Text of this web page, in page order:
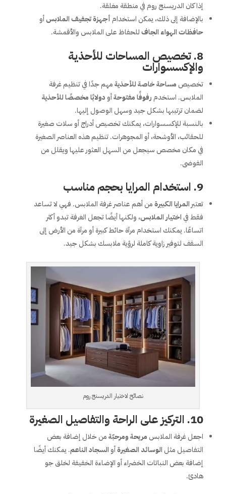
إذا كان الدريسنج روم في منطقة مغلقة.
بالإضافة إلى ذلك، يمكن استخدام أجهزة تجفيف الملابسأو
حافظات الهواء الجافللحفاظ على الملابس والأقمشة.
8. تخصيص المساحات للأحذية
والإكسسوارات
تخصيص مساحة خاصة للأحذيةمهم جدًا في تنظيم غرفة
الملابس. استخدم رفوفًا مفتوحةأو دولابًا مخصصًا للأحذية
لضمان ترتيبها بشكل جيد وسهل الوصول إليها.
بالنسبة للإكسسوارات، يمكنك تخصيص أدراج أو سلات صغيرة
للحقائب، الأوشحة، أو المجوهرات. تنظيم هذه العناصر الصغيرة
في مكان مخصص سيجعل من السهل العثور عليها ويقلل من
الفوضى.
9. استخدام المرايا بحجم مناسب
تعتبر المرايا الكبيرةمن أهم عناصر غرفة الملابس. فهي لا تساعد
فقط في اختيار الملابس، ولكنها أيضًا تجعل الغرفة تبدو أكثر
اتساعًا. يمكنك استخدام مرآة حائط كبيرة أو مرآة من الأرض إلى
السقف لتوفير زاوية كاملة لرؤية ملابسك بشكل جيد.
نصائح لاختيار الدريسنج روم
10. التركيز على الراحة والتفاصيل الصغيرة
اجعل غرفة الملابس مريحة ومرحبّةمن خلال إضافة بعض
التفاصيل مثل الوسائد الصغيرةأو السجاد الناعم. يمكنك أيضًا
إضافة بعض النباتات الخضراء أو الإضاءة الخفيفة لخلق جو
هادئ.